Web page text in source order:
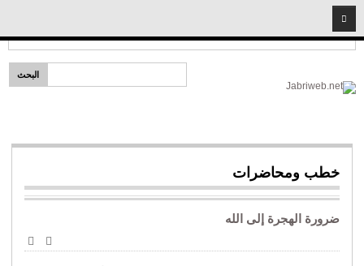
Headlines: إمام لكل مذهب
الرئيسية
قضايا دينية
سيد البشر
خطب ومحاضرات
ضرورة الهجرة إلى الله
طباعة
البريد